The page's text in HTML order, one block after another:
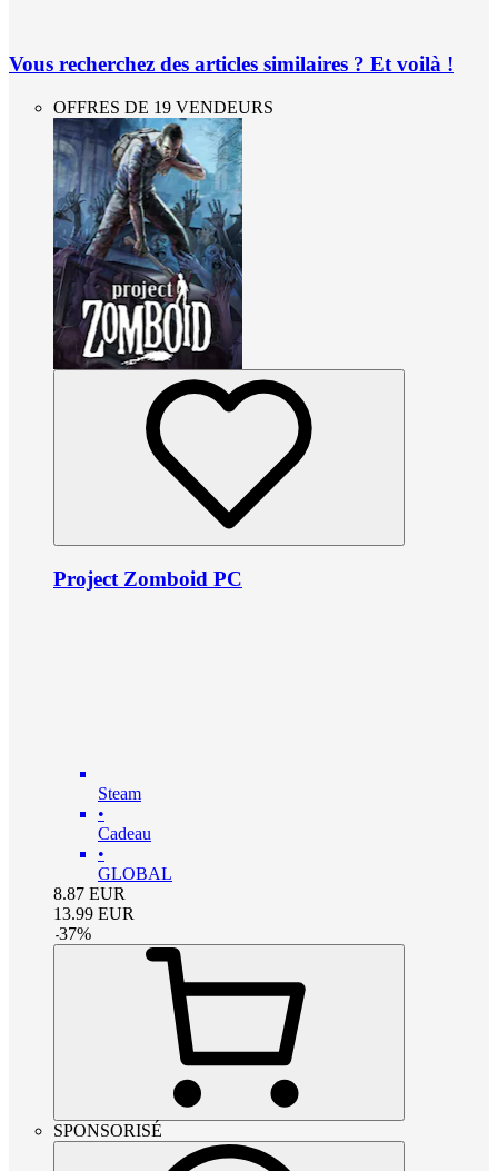
Vous recherchez des articles similaires ? Et voilà !
OFFRES DE 19 VENDEURS
Project Zomboid PC
Steam
•
Cadeau
•
GLOBAL
8.87 EUR
13.99 EUR
-37%
SPONSORISÉ